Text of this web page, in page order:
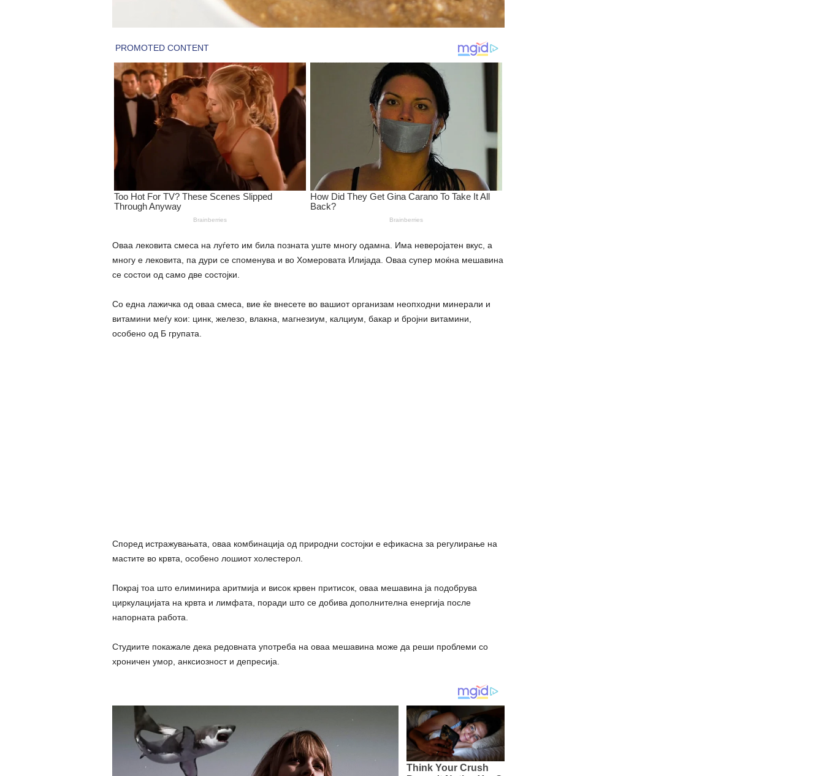
Оваа лековита смеса на луѓето им била позната уште многу одамна. Има неверојатен вкус, а
многу е лековита, па дури се споменува и во Хомеровата Илијада. Оваа супер моќна мешавина
се состои од само две состојки.
Со една лажичка од оваа смеса, вие ќе внесете во вашиот организам неопходни минерали и
витамини меѓу кои: цинк, железо, влакна, магнезиум, калциум, бакар и бројни витамини,
особено од Б групата.
Според истражувањата, оваа комбинација од природни состојки е ефикасна за регулирање на
мастите во крвта, особено лошиот холестерол.
Покрај тоа што елиминира аритмија и висок крвен притисок, оваа мешавина ја подобрува
циркулацијата на крвта и лимфата, поради што се добива дополнителна енергија после
напорната работа.
Студиите покажале дека редовната употреба на оваа мешавина може да реши проблеми со
хроничен умор, анксиозност и депресија.